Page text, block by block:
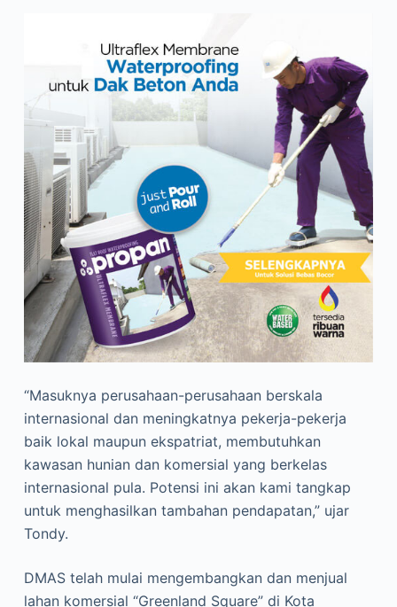
“Masuknya perusahaan-perusahaan berskala
internasional dan meningkatnya pekerja-pekerja
baik lokal maupun ekspatriat, membutuhkan
kawasan hunian dan komersial yang berkelas
internasional pula. Potensi ini akan kami tangkap
untuk menghasilkan tambahan pendapatan,” ujar
Tondy.
DMAS telah mulai mengembangkan dan menjual
lahan komersial “Greenland Square” di Kota